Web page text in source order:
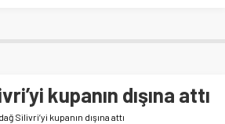
kupanın dışına attı
Silivri’yi kupanın dışına attı